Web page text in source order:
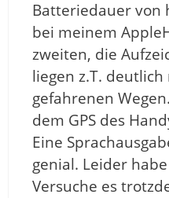
Batteriedauer von
bei meinem
zweiten, die
liegen z.T.
gefahrenen
dem GPS des
Eine
genial. Leider
Versuche es